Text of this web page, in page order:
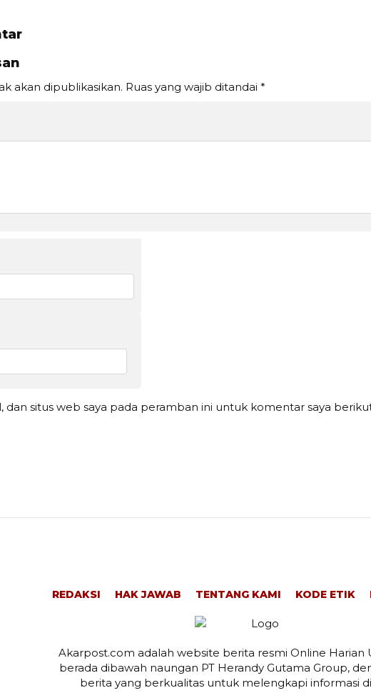
akan dipublikasikan. Ruas yang wajib ditandai *
dan situs web saya pada peramban ini untuk komentar saya
REDAKSI HAK JAWAB TENTANG KAMI KODE ETIK
Akarpost.com adalah website berita resmi Online Harian
berada dibawah naungan PT Herandy Gutama Group,
berita yang berkualitas untuk melengkapi informasi